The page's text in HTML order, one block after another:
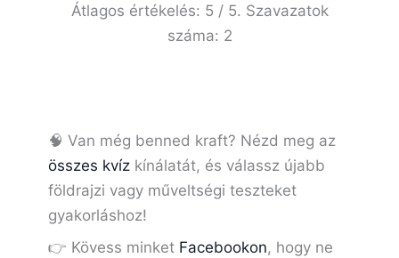
Átlagos értékelés: 5 / 5. Szavazatok
száma: 2
🧠 Van még benned kraft? Nézd meg az
összes kvíz kínálatát, és válassz újabb
földrajzi vagy műveltségi teszteket
gyakorláshoz!
👉 Kövess minket Facebookon, hogy ne